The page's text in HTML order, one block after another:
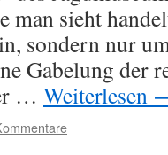
sieht
sondern nur
Gabelung der
… Weiterlesen